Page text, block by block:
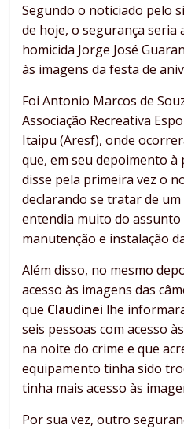
Segundo o noticiado pelo
de hoje, o segurança seria
homicida Jorge José
às imagens da festa de
Foi Antonio Marcos de
Associação Recreativa
Itaipu (Aresf), onde
que, em seu depoimento
disse pela primeira vez o
declarando se tratar de
entendia muito do
manutenção e instalação
Além disso, no mesmo
acesso às imagens das
que Claudinei lhe
seis pessoas com acesso
na noite do crime e que
equipamento tinha sido
tinha mais acesso às
Por sua vez, outro